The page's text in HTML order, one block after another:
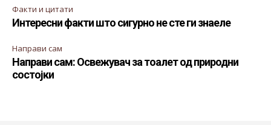
Факти и цитати
Интересни факти што сигурно не сте ги знаеле
Направи сам
Направи сам: Освежувач за тоалет од природни
состојки